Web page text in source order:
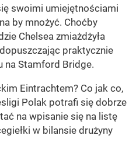
swoimi umiejętnościami
by mnożyć. Choćby
Chelsea zmiażdżyła
praktycznie
na Stamford Bridge.
Eintrachtem? Co jak co,
Polak potrafi się dobrze
na wpisanie się na listę
w bilansie drużyny